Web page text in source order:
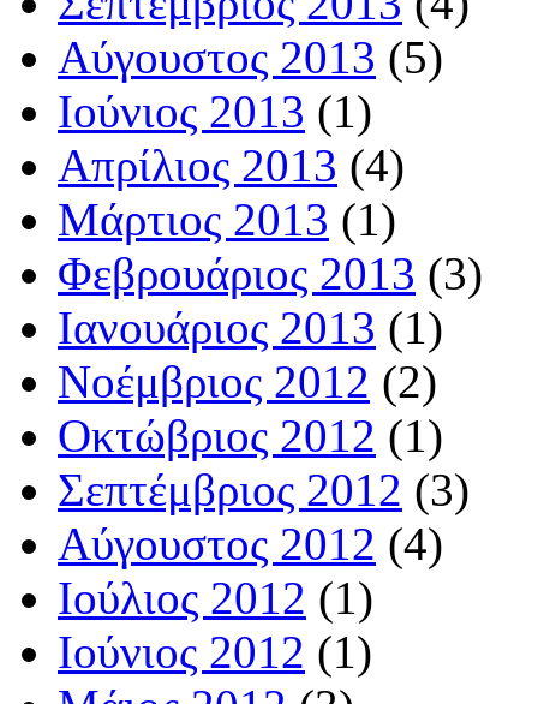
Αύγουστος 2013 (5)
Ιούνιος 2013 (1)
Απρίλιος 2013 (4)
Μάρτιος 2013 (1)
Φεβρουάριος 2013 (3)
Ιανουάριος 2013 (1)
Νοέμβριος 2012 (2)
Οκτώβριος 2012 (1)
Σεπτέμβριος 2012 (3)
Αύγουστος 2012 (4)
Ιούλιος 2012 (1)
Ιούνιος 2012 (1)